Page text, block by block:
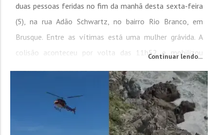
duas pessoas feridas no fim da manhã desta sexta-feira
(5), na rua Adão Schwartz, no bairro Rio Branco, em
Brusque. Entre as vítimas está uma mulher grávida. A
colisão aconteceu por volta das 11h52 e mobilizou
com os socorristas, o condutor da motocicleta
apresentava suspeita de traumatismo cranioencefálico
(TCE) e um corte na...
Continuar lendo...